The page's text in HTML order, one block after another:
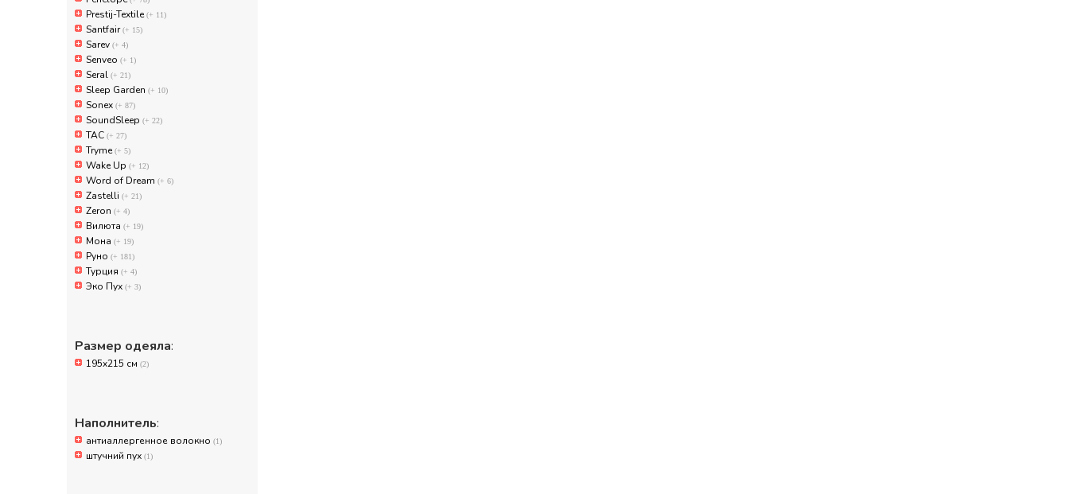
Prestij-Textile(+ 11)
Santfair(+ 15)
Sarev (+ 4)
Senveo (+ 1)
Seral (+ 21)
Sleep Garden (+ 10)
Sonex (+ 87)
SoundSleep (+ 22)
TAC (+ 27)
Tryme(+ 5)
Wake Up (+ 12)
Word of Dream (+ 6)
Zastelli (+ 21)
Zeron (+ 4)
Вилюта (+ 19)
Мона (+ 19)
Руно (+ 181)
Турция (+ 4)
Эко Пух (+ 3)
Размер одеяла:
195x215 см (2)
Наполнитель:
антиаллергенное волокно (1)
штучний пух (1)